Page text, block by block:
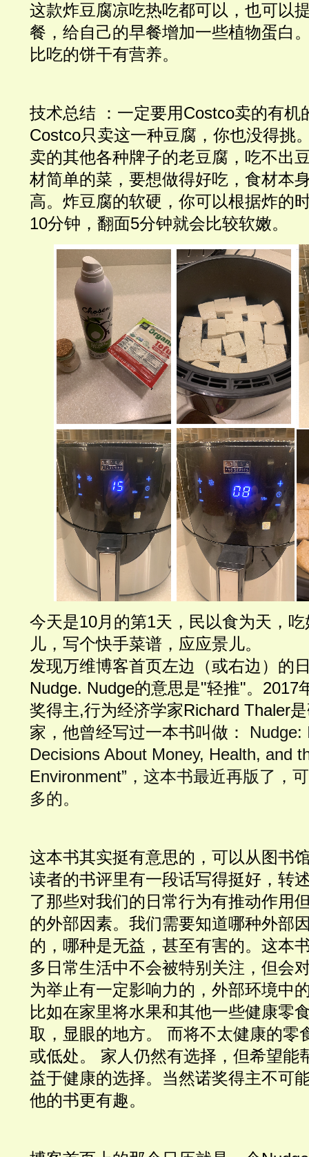
这款炸豆腐凉吃热吃都可以，也可以
餐，给自己的早餐增加一些植物蛋白
比吃的饼干有营养。
技术总结 ：一定要用Costco卖的有机
Costco只卖这一种豆腐，你也没得挑
卖的其他各种牌子的老豆腐，吃不出
材简单的菜，要想做得好吃，食材本
高。炸豆腐的软硬，你可以根据炸的
10分钟，翻面5分钟就会比较软嫩。
今天是10月的第1天，民以食为天，
儿，写个快手菜谱，应应景儿。
发现万维博客首页左边（或右边）的
Nudge. Nudge的意思是"轻推"。2017
奖得主,行为经济学家Richard Thaler
家，他曾经写过一本书叫做： Nudge:
Decisions About Money, Health, and
Environment”，这本书最近再版了，
多的。
这本书其实挺有意思的，可以从图书
读者的书评里有一段话写得挺好，转
了那些对我们的日常行为有推动作用
的外部因素。我们需要知道哪种外部
的，哪种是无益，甚至有害的。这本
多日常生活中不会被特别关注，但会
为举止有一定影响力的，外部环境中
比如在家里将水果和其他一些健康零
取，显眼的地方。 而将不太健康的零
或低处。 家人仍然有选择，但希望能
益于健康的选择。当然诺奖得主不可
他的书更有趣。